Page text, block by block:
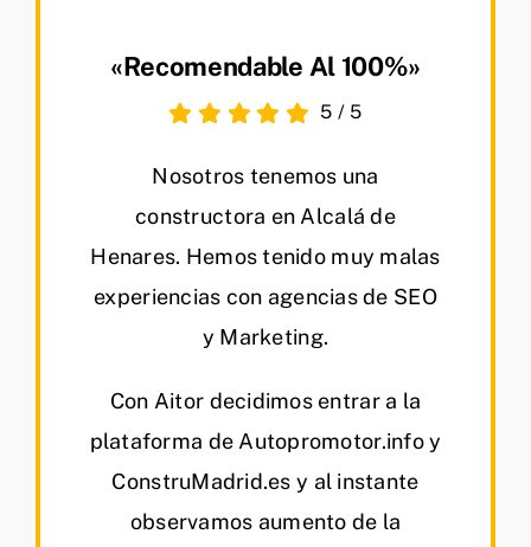
«Recomendable Al 100%»
5 / 5
Nosotros tenemos una
constructora en Alcalá de
Henares. Hemos tenido muy malas
experiencias con agencias de SEO
y Marketing.
Con Aitor decidimos entrar a la
plataforma de Autopromotor.info y
ConstruMadrid.es y al instante
observamos aumento de la